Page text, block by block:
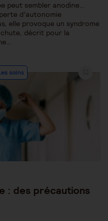
peut sembler anodine…
d’autonomie
elle provoque un syndrome
décrit pour la
soins
: des précautions